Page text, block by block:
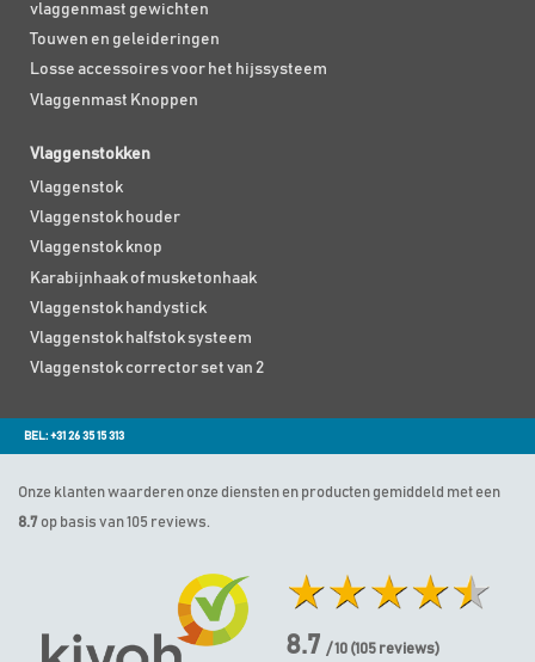
vlaggenmast gewichten
Touwen en geleideringen
Losse accessoires voor het hijssysteem
Vlaggenmast Knoppen
Vlaggenstokken
Vlaggenstok
Vlaggenstok houder
Vlaggenstok knop
Karabijnhaak of musketonhaak
Vlaggenstok handystick
Vlaggenstok halfstok systeem
Vlaggenstok corrector set van 2
BEL: +31 26 35 15 313
Onze klanten waarderen onze diensten en producten gemiddeld met een
8.7 op basis van 105 reviews.
8.7 / 10 (105 reviews)